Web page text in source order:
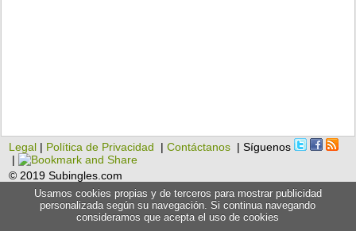
Legal | Política de Privacidad |Contáctanos | Síguenos
|
© 2019 Subingles.com
Usamos cookies propias y de terceros para mostrar publicidad
personalizada según su navegación. Si continua navegando
consideramos que acepta el uso de cookies